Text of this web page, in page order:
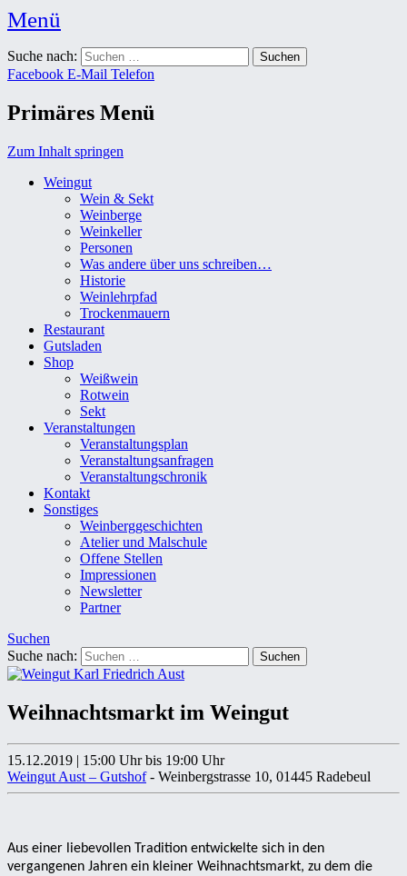
Menü
Weingut Karl Friedrich Aust
Das Weingut im Herzen der Radebeuler Oberlößnitz
Suche nach:
Facebook E-Mail Telefon
Primäres Menü
Zum Inhalt springen
Weingut
Wein & Sekt
Weinberge
Weinkeller
Personen
Was andere über uns schreiben…
Historie
Weinlehrpfad
Trockenmauern
Restaurant
Gutsladen
Shop
Weißwein
Rotwein
Sekt
Veranstaltungen
Veranstaltungsplan
Veranstaltungsanfragen
Veranstaltungschronik
Kontakt
Sonstiges
Weinberggeschichten
Atelier und Malschule
Offene Stellen
Impressionen
Newsletter
Partner
Suchen
Suche nach:
Weihnachtsmarkt im Weingut
15.12.2019 | 15:00 Uhr bis 19:00 Uhr
Weingut Aust – Gutshof- Weinbergstrasse 10, 01445 Radebeul
Aus einer liebevollen Tradition entwickelte sich in den
vergangenen Jahren ein kleiner Weihnachtsmarkt, zu dem die